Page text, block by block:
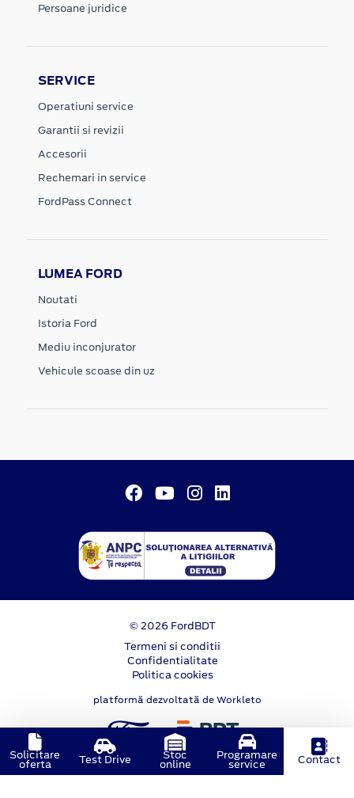
Persoane juridice
SERVICE
Operatiuni service
Garantii si revizii
Accesorii
Rechemari in service
FordPass Connect
LUMEA FORD
Noutati
Istoria Ford
Mediu inconjurator
Vehicule scoase din uz
© 2026 FordBDT
Termeni si conditii
Confidentialitate
Politica cookies
platformă dezvoltată de Workleto
Solicitare
oferta Test Drive Stoc
online
Programare
service Contact